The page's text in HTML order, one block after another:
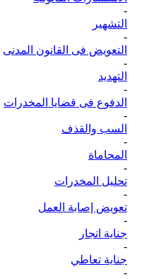
-
التشهير
-
التعويض فى القانون المدنى
-
التهديد
-
الدفوع فى قضايا المخدرات
-
السب والقذف
-
المحاماة
-
تحليل المخدرات
-
تعويض إصابة العمل
-
جناية اتجار
-
جناية تعاطي
-